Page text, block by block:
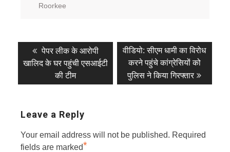
Roorkee
Post
navigation
Previous
post:
पेपर लीक के आरोपी
खालिद के घर पहुंची एसआईटी
की टीम
Next
post:
वीडियो: सीएम धामी का विरोध
करने पहुंचे कांग्रेसियों को
पुलिस ने किया गिरफ्तार
Leave a Reply
Your email address will not be published. Required
fields are marked*